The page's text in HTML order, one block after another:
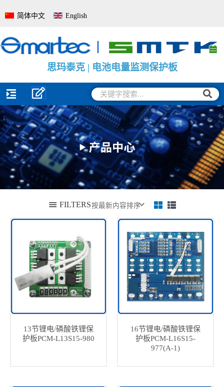
至
容
简体中文 English
玛泰克 | 电 池管理系统全面解决方
玛泰克 | 大 功率电池保护线路模组
玛泰克 | 电 池电量监测保护板
搜
索
搜
索
FILTERS
13节锂电/磷酸铁锂保
护板PCM-L13S15-980
16节锂电/磷酸铁锂保
护板PCM-L16S15-
977(A-1)